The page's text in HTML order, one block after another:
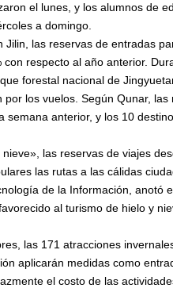
el lunes, y los alumnos de
a domingo.
las reservas de entradas
respecto al año anterior.
forestal nacional de
los vuelos. Según Qunar,
anterior, y los 10
las reservas de viajes
las rutas a las cálidas
de la Información, anotó
al turismo de hielo y
las 171 atracciones
aplicarán medidas como
el costo de las